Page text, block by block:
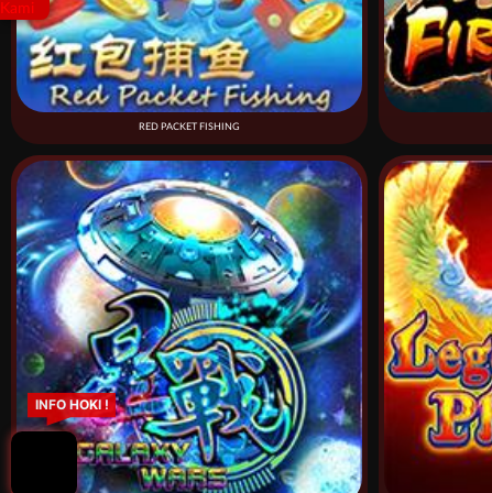
INFO HOKI !
RED PACKET FISHING